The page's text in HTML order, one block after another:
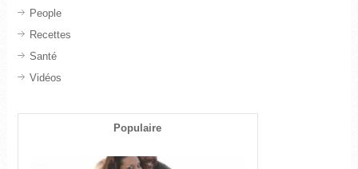
People
Recettes
Santé
Vidéos
Populaire